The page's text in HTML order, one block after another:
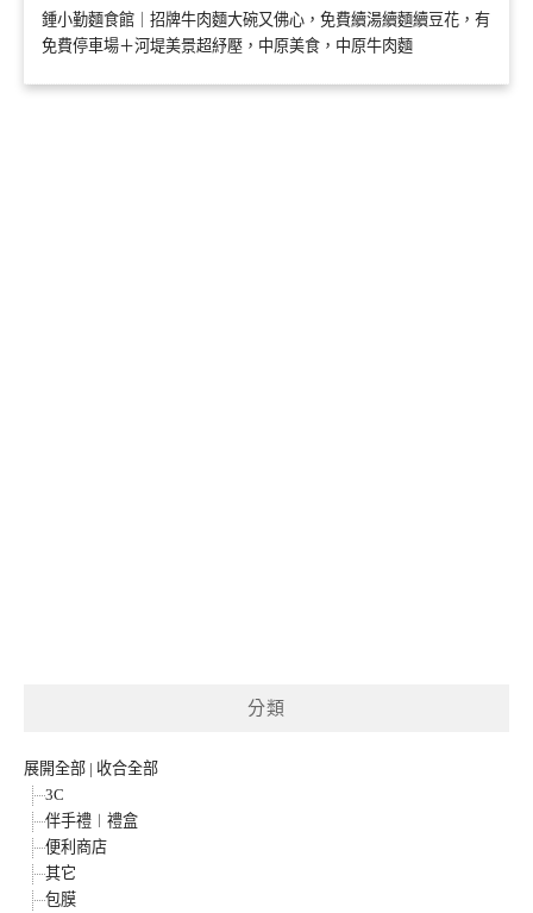
鍾小勤麵食館｜招牌牛肉麵大碗又佛心，免費續湯續麵續豆花，有
免費停車場＋河堤美景超紓壓，中原美食，中原牛肉麵
分類
展開全部 | 收合全部
3C
伴手禮︱禮盒
便利商店
其它
包膜